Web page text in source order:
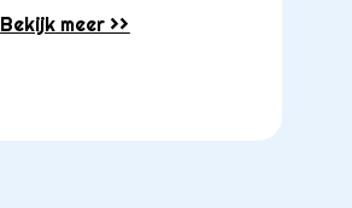
Bekijk meer >>